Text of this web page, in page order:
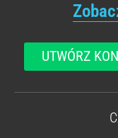
UTWÓRZ